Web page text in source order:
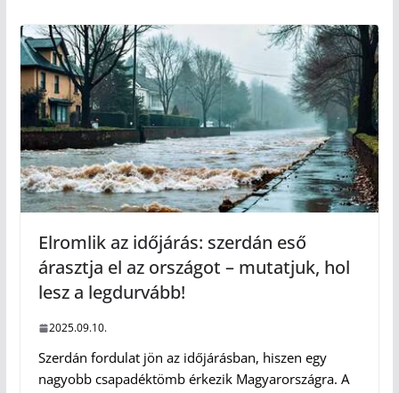
Elromlik az időjárás: szerdán eső
árasztja el az országot – mutatjuk, hol
lesz a legdurvább!
2025.09.10.
Szerdán fordulat jön az időjárásban, hiszen egy
nagyobb csapadéktömb érkezik Magyarországra. A